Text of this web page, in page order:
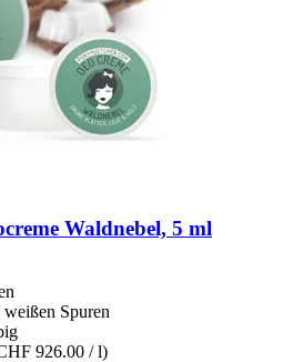
Waldnebel, 5 ml
Spuren
926.00 / l)